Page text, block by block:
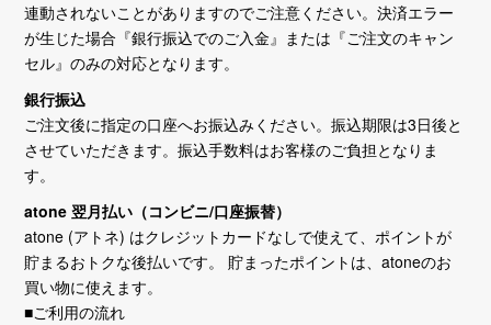
連動されないことがありますのでご注意ください。決済エラー
が生じた場合『銀行振込でのご入金』または『ご注文のキャン
セル』のみの対応となります。
銀行振込
ご注文後に指定の口座へお振込みください。振込期限は3日後と
させていただきます。振込手数料はお客様のご負担となりま
す。
atone 翌月払い（コンビニ/口座振替）
atone (アトネ) はクレジットカードなしで使えて、ポイントが
貯まるおトクな後払いです。 貯まったポイントは、atoneのお
買い物に使えます。
■ご利用の流れ